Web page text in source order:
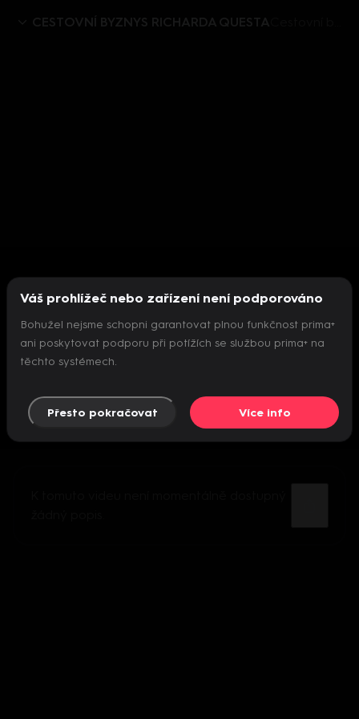
CESTOVNÍ BYZNYS RICHARDA QUESTA
Nepodařilo se inicializovat přehrávač
Váš prohlížeč nebo zařízení není podporováno
Bohužel nejsme schopni garantovat plnou funkčnost prima+
ani poskytovat podporu při potížích se službou prima+ na
těchto systémech.
Přesto pokračovat Více info